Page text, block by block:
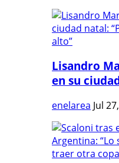
Lisandro
en su
enelarea Jul